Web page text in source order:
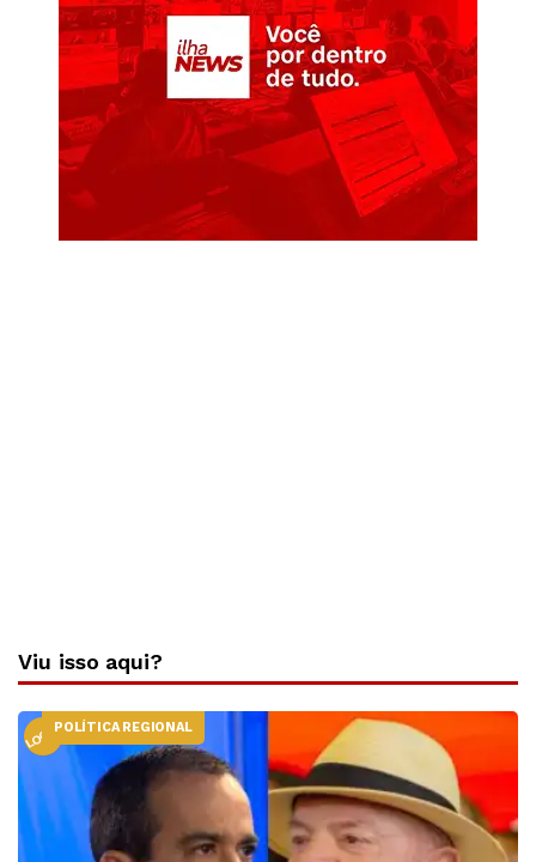
Viu isso aqui?
LOCALPOLÍTICA REGIONAL